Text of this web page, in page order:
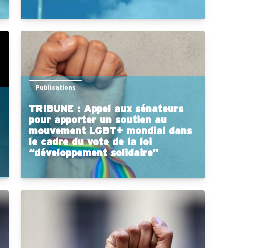
Publications
TRIBUNE : Appel aux sénateurs
pour apporter un soutien au
mouvement LGBT+ mondial dans
le cadre du vote de la loi
“développement solidaire”